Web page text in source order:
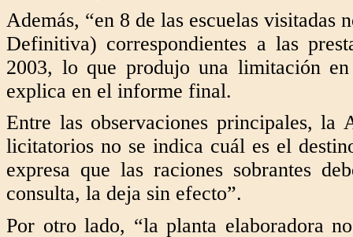
Además, “en 8 de las escuelas visitadas
Definitiva) correspondientes a las
2003, lo que produjo una limitación
explica en el informe final.
Entre las observaciones principales, la
licitatorios no se indica cuál es el
expresa que las raciones sobrantes
consulta, la deja sin efecto”.
Por otro lado, “la planta elaboradora